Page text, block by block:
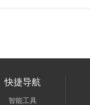
快捷导航
智能工具